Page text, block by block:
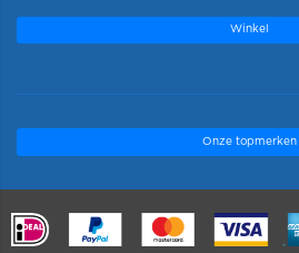
Winkel
Onze topmerken
.